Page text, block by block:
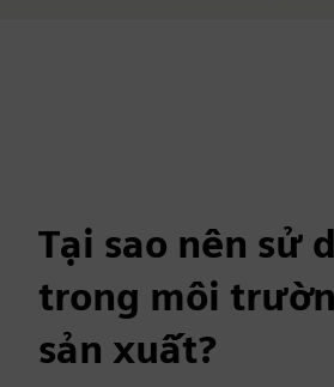
Tại sao nên sử
trong môi
sản xuất?